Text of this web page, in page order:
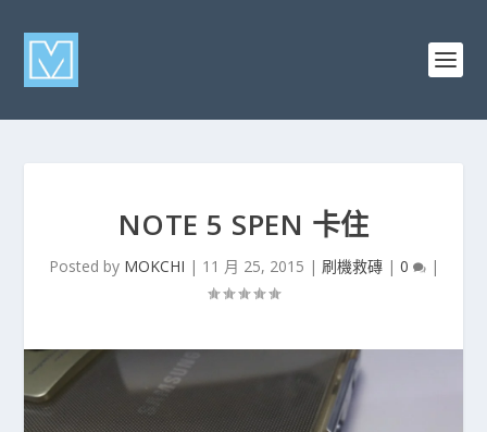
NOTE 5 SPEN 卡住
Posted by MOKCHI | 11 月 25, 2015 | 刷機救磚| 0 |